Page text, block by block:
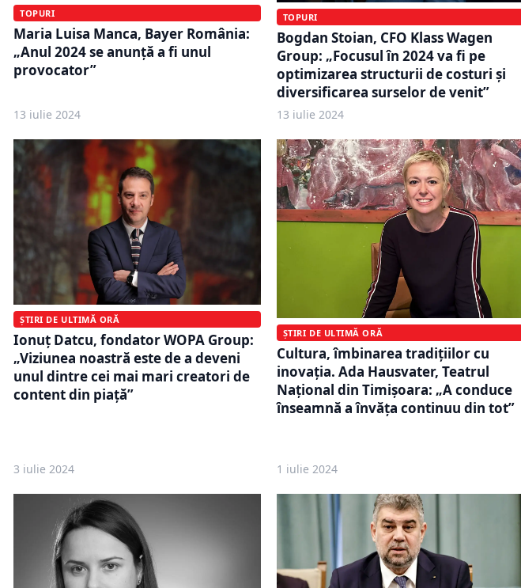
TOPURI
Maria Luisa Manca, Bayer România:
„Anul 2024 se anunță a fi unul
provocator”
13 iulie 2024
TOPURI
Bogdan Stoian, CFO Klass Wagen
Group: „Focusul în 2024 va fi pe
optimizarea structurii de costuri și
diversificarea surselor de venit”
13 iulie 2024
ȘTIRI DE ULTIMĂ ORĂ
Ionuț Datcu, fondator WOPA Group:
„Viziunea noastră este de a deveni
unul dintre cei mai mari creatori de
content din piață”
3 iulie 2024
ȘTIRI DE ULTIMĂ ORĂ
Cultura, îmbinarea tradițiilor cu
inovația. Ada Hausvater, Teatrul
Național din Timișoara: „A conduce
înseamnă a învăța continuu din tot”
1 iulie 2024